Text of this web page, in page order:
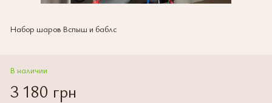
Набор шаров Вспыш и баблс
В наличии
3 180 грн